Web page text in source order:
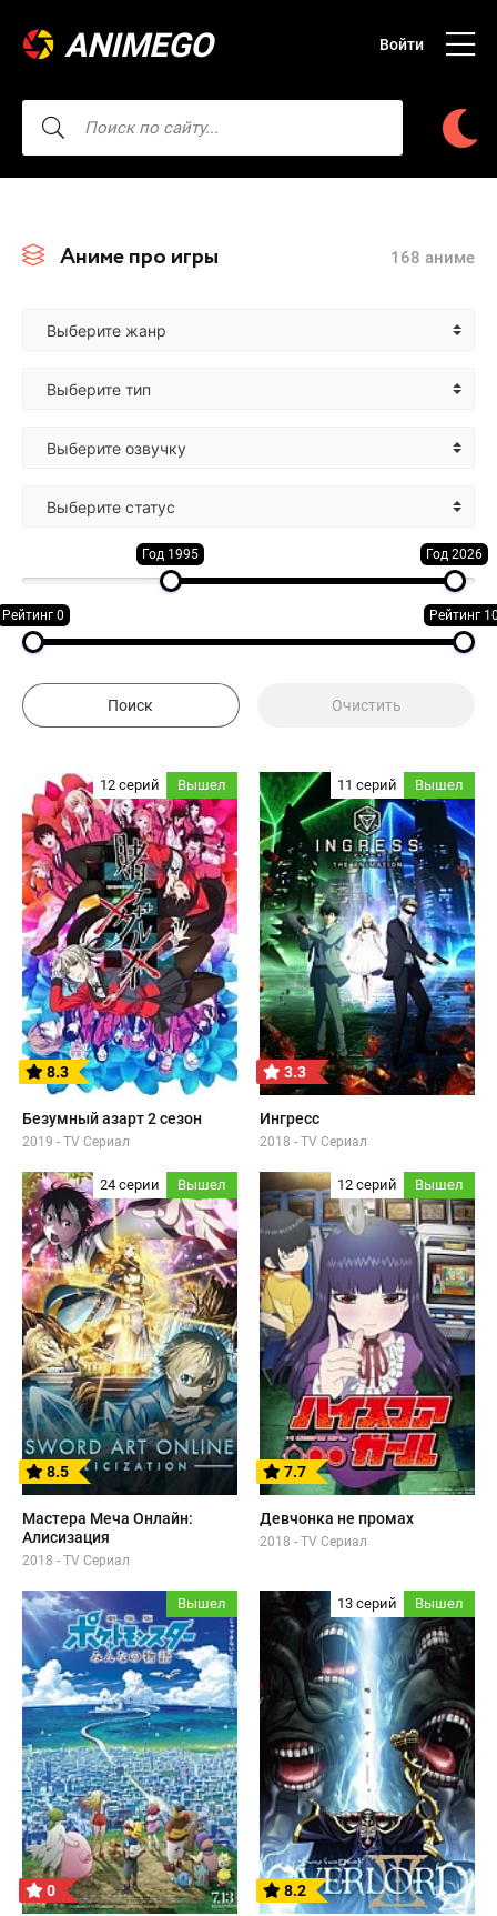
ANIMEGO Войти
Аниме про игры 168 аниме
Выберите жанр
Выберите тип
Выберите озвучку
Выберите статус
Год 1995 Год 2026
Рейтинг 0 Рейтинг
12 серий Вышел
8.3
Безумный азарт 2 сезон
2019 - TV Сериал
11 серий Вышел
3.3
Ингресс
2018 - TV Сериал
24 серии Вышел
8.5
Мастера Меча Онлайн:
Алисизация
2018 - TV Сериал
12 серий Вышел
7.7
Девчонка не промах
2018 - TV Сериал
Вышел
0
13 серий Вышел
8.2